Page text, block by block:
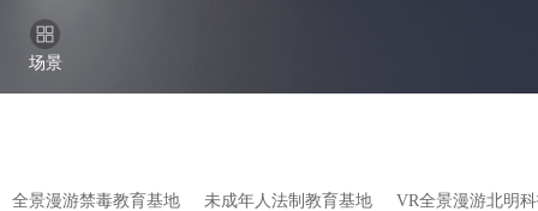
全景漫游禁毒教育基地 未成年人法制教育基地
VR全景漫游北明